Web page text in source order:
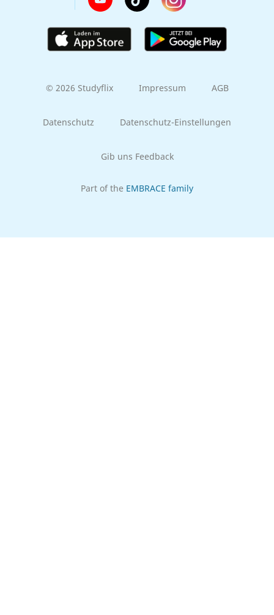
© 2026 Studyflix Impressum AGB
Datenschutz Datenschutz-Einstellungen
Gib uns Feedback
Part of the EMBRACE family